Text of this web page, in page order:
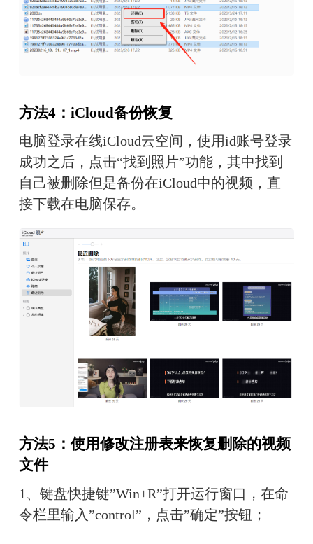
方法4：iCloud备份恢复
电脑登录在线iCloud云空间，使用id账号登录
成功之后，点击“找到照片”功能，其中找到
自己被删除但是备份在iCloud中的视频，直
接下载在电脑保存。
方法5 ：使用修改注册表来恢复删除的视频
文件
1、 键盘快捷键”Win+R”打开运行窗口，在命
令栏里输入”control”，点击”确定”按钮；